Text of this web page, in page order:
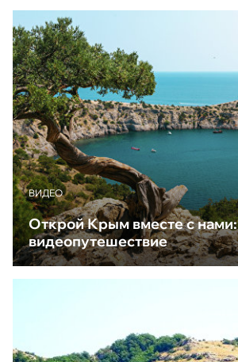
ВИДЕО
Открой Крым вместе с нами:
видеопутешествие